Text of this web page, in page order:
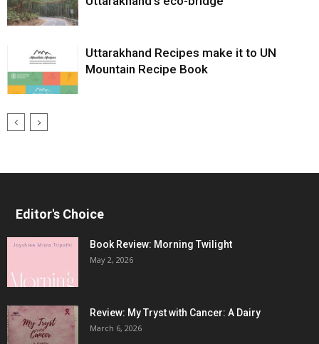
Uttarakhand Recipes make it to UN
Mountain Recipe Book
Editor's Choice
Book Review: Morning Twilight
May 2, 2026
Review: My Tryst with Cancer: A Dairy
March 6, 2026